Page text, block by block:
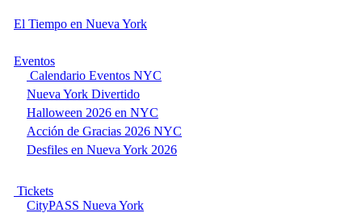
El Tiempo en Nueva York
Eventos
Calendario Eventos NYC
Nueva York Divertido
Halloween 2026 en NYC
Acción de Gracias 2026 NYC
Desfiles en Nueva York 2026
Tickets
CityPASS Nueva York